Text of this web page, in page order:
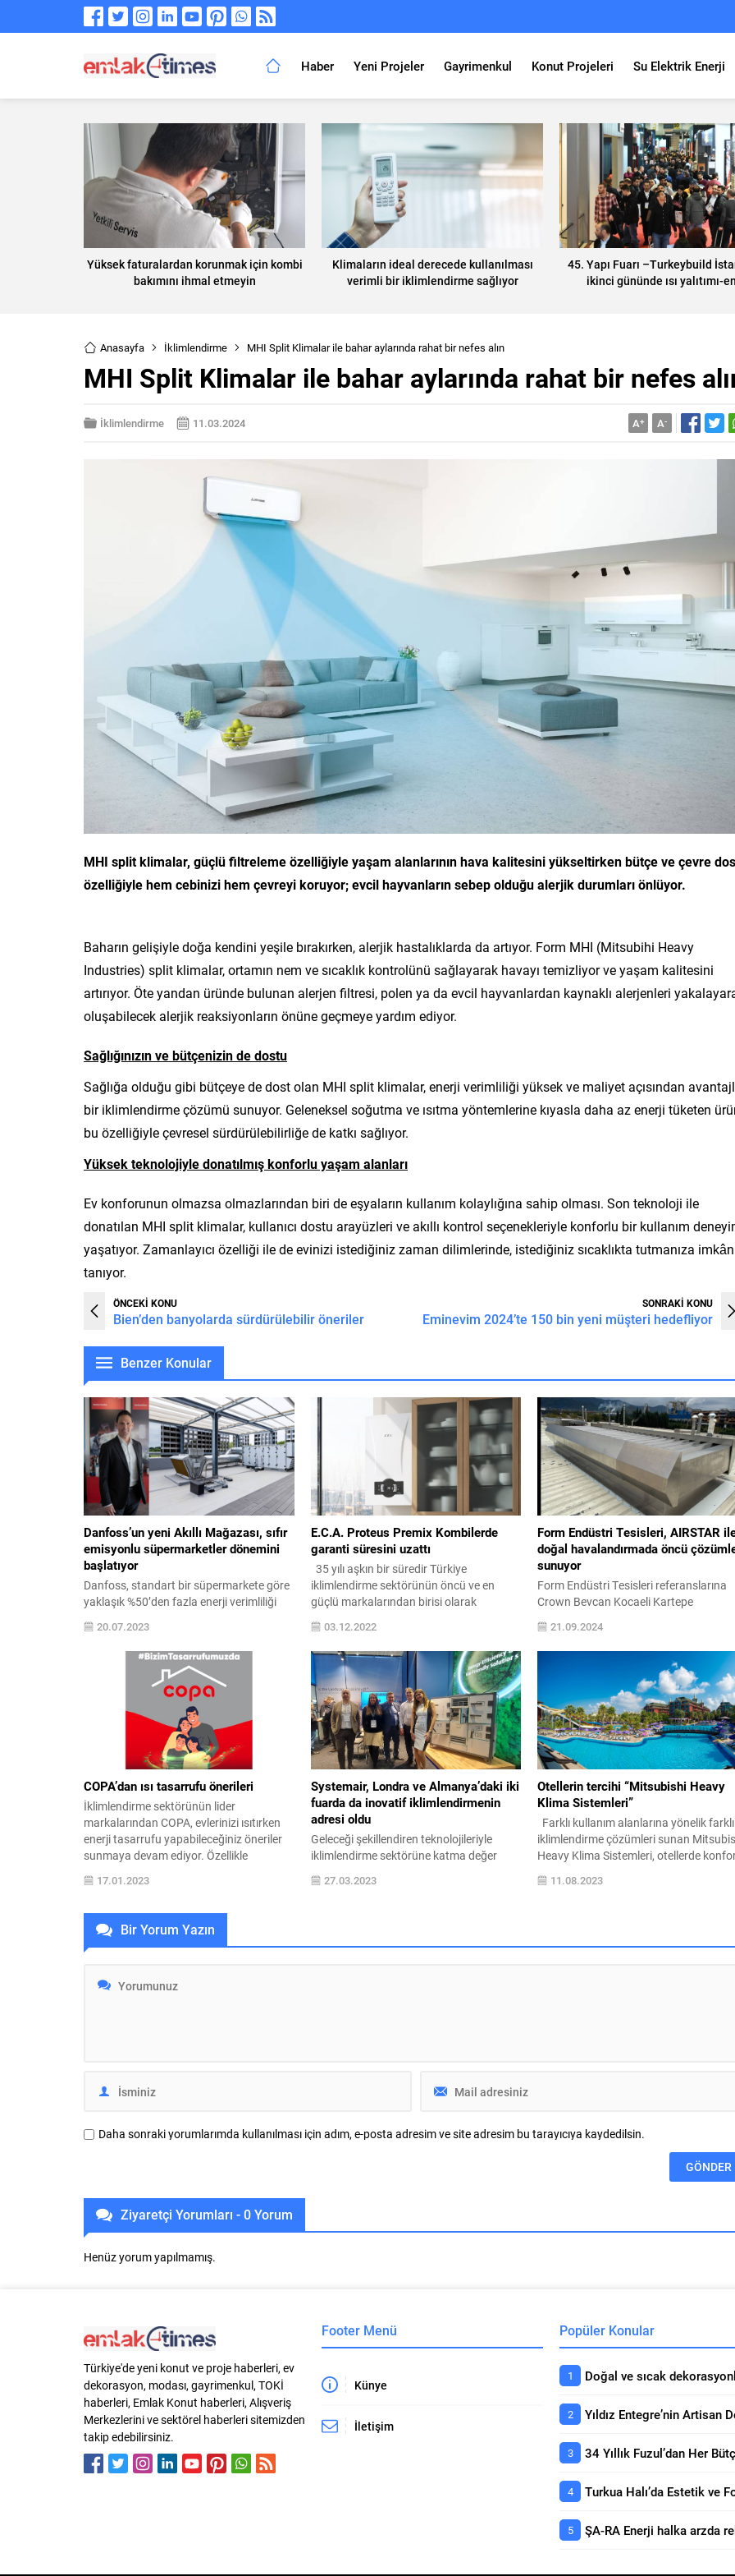
Haber Yeni Projeler Gayrimenkul Konut Projeleri Su Elektrik Enerji
Yüksek faturalardan korunmak için kombi
bakımını ihmal etmeyin
Klimaların ideal derecede kullanılması
verimli bir iklimlendirme sağlıyor
45. Yapı Fuarı –Turkeybuild
ikinci gününde ısı yalıtımı-
Anasayfa İklimlendirme MHI Split Klimalar ile bahar aylarında rahat bir nefes alın
MHI Split Klimalar ile bahar aylarında rahat bir nefes
İklimlendirme 11.03.2024 A+ A-
MHI split klimalar, güçlü filtreleme özelliğiyle yaşam alanlarının hava kalitesini yükseltirken bütçe ve çevre
özelliğiyle hem cebinizi hem çevreyi koruyor; evcil hayvanların sebep olduğu alerjik durumları önlüyor.
Baharın gelişiyle doğa kendini yeşile bırakırken, alerjik hastalıklarda da artıyor. Form MHI (Mitsubihi Heavy
Industries) split klimalar, ortamın nem ve sıcaklık kontrolünü sağlayarak havayı temizliyor ve yaşam kalitesini
artırıyor. Öte yandan üründe bulunan alerjen filtresi, polen ya da evcil hayvanlardan kaynaklı alerjenleri
oluşabilecek alerjik reaksiyonların önüne geçmeye yardım ediyor.
Sağlığınızın ve bütçenizin de dostu
Sağlığa olduğu gibi bütçeye de dost olan MHI split klimalar, enerji verimliliği yüksek ve maliyet açısından
bir iklimlendirme çözümü sunuyor. Geleneksel soğutma ve ısıtma yöntemlerine kıyasla daha az enerji tüketen
bu özelliğiyle çevresel sürdürülebilirliğe de katkı sağlıyor.
Yüksek teknolojiyle donatılmış konforlu yaşam alanları
Ev konforunun olmazsa olmazlarından biri de eşyaların kullanım kolaylığına sahip olması. Son teknoloji ile
donatılan MHI split klimalar, kullanıcı dostu arayüzleri ve akıllı kontrol seçenekleriyle konforlu bir kullanım
yaşatıyor. Zamanlayıcı özelliği ile de evinizi istediğiniz zaman dilimlerinde, istediğiniz sıcaklıkta tutmanıza imkân
tanıyor.
ÖNCEKİ KONU
Bien’den banyolarda sürdürülebilir öneriler
SONRAKİ KONU
Eminevim 2024’te 150 bin yeni müşteri hedefliyor
Benzer Konular
Danfoss’un yeni Akıllı Mağazası, sıfır
emisyonlu süpermarketler dönemini
başlatıyor
Danfoss, standart bir süpermarkete göre
yaklaşık %50’den fazla enerji verimliliği
sağlaması beklenen “Akıllı Mağaza”nın
açılışını gerçekleştirdi. Enerji verimliliği
teknolojileri için Test ve Geliştirme
Merkezi olarak da hizmet verecek olan
Akıllı Mağaza, birinci nesil CO2 soğutma
sistemiyle de ön plana çıkıyor. Enerji
talebinin ve tüketiminin maliyeti her geçen
gün artarken, dünya...
20.07.2023
E.C.A. Proteus Premix Kombilerde
garanti süresini uzattı
35 yılı aşkın bir süredir Türkiye
iklimlendirme sektörünün öncü ve en
güçlü markalarından birisi olarak
kullanıcılarını yüksek kaliteli ürünlerle
buluşturan E.C.A., Proteus Premix
yoğuşmalı kombi için 2019 Temmuz
ayında başlattığı ve 2022 Aralık ayı
sonunda bitecek ‘5 yıl Garanti’
kampanyasını 2023 Aralık ayı sonuna
kadar uzattı. Sunduğu ileri teknoloji...
03.12.2022
Form Endüstri Tesisleri, AIRSTAR
doğal havalandırmada öncü
sunuyor
Form Endüstri Tesisleri referanslarına
Crown Bevcan Kocaeli Kartepe
Fabrikası’nı ekledi. Dünyanın önde
paketleme ve ambalaj şirketlerinden
olan Crown Holdings Inc.’in Avrupa
içecek bölümüne bağlı bir kuruluş olan
Crown Bevcan Türkiye, İzmit’teki
fabrikasında enerji verimliliği ve
sürdürülebilirlik adına önemli bir adım
attı. Fabrika, doğal havalandırma
sistemleri konusunda Form Endüstri...
21.09.2024
COPA’dan ısı tasarrufu önerileri
İklimlendirme sektörünün lider
markalarından COPA, evlerinizi ısıtırken
enerji tasarrufu yapabileceğiniz öneriler
sunmaya devam ediyor. Özellikle
radyatörlerde yaşanan ısı kaybının
önlenmesi gerektiğine dikkat çeken COPA,
ödemenin ipuçlarını paylaştı. Kış aylarının
ortasına gelmemizle havaların daha da
soğuduğu şu günlerde hem bütçelerin
17.01.2023
Systemair, Londra ve Almanya’daki iki
fuarda da inovatif iklimlendirmenin
adresi oldu
Geleceği şekillendiren teknolojileriyle
iklimlendirme sektörüne katma değer
sağlayan Systemair, deneyimlerini ve
teknolojilerini sektör profesyonelleriyle
27.03.2023
Otellerin tercihi “Mitsubishi Heavy
Klima Sistemleri”
Farklı kullanım alanlarına yönelik farklı
iklimlendirme çözümleri sunan
Heavy Klima Sistemleri, otellerde
en üst seviyeye taşıyor. Gücünü 58
Form tecrübesi ve Mitsubishi Heavy
11.08.2023
Bir Yorum Yazın
Daha sonraki yorumlarımda kullanılması için adım, e-posta adresim ve site adresim bu tarayıcıya kaydedilsin.
Ziyaretçi Yorumları - 0 Yorum
Henüz yorum yapılmamış.
Türkiye'de yeni konut ve proje haberleri, ev
dekorasyon, modası, gayrimenkul, TOKİ
haberleri, Emlak Konut haberleri, Alışveriş
Merkezlerini ve sektörel haberleri sitemizden
takip edebilirsiniz.
Footer Menü
Künye
İletişim
Popüler Konular